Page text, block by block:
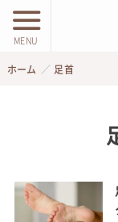
MENU
ホーム 足首